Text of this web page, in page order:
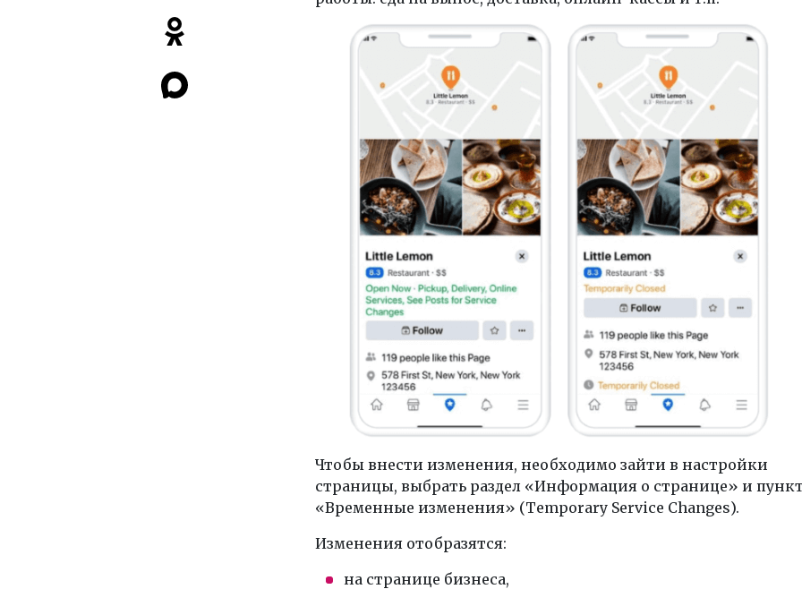
Чтобы внести изменения, необходимо зайти в настройки
страницы, выбрать раздел «Информация о странице» и пункт
«Временные изменения» (Temporary Service Changes).
Изменения отобразятся:
на странице бизнеса,